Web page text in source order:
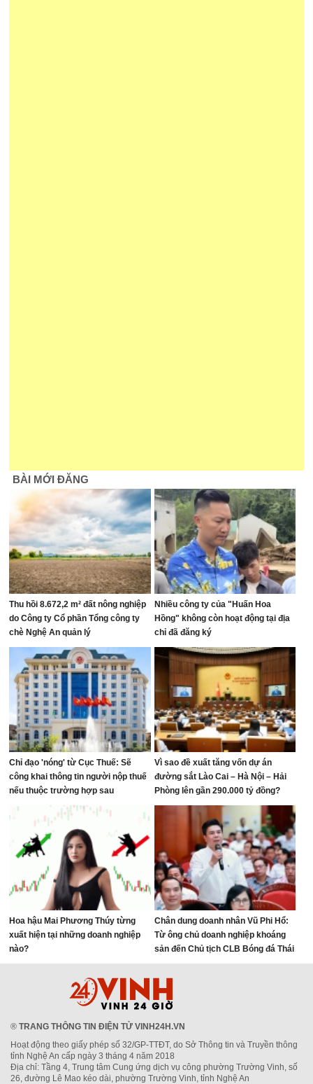
BÀI MỚI ĐĂNG
Thu hồi 8.672,2 m² đất nông nghiệp
do Công ty Cổ phần Tổng công ty
chè Nghệ An quản lý
Nhiều công ty của "Huấn Hoa
Hồng" không còn hoạt động tại địa
chỉ đã đăng ký
Chỉ đạo 'nóng' từ Cục Thuế: Sẽ
công khai thông tin người nộp thuế
nếu thuộc trường hợp sau
Vì sao đề xuất tăng vốn dự án
đường sắt Lào Cai – Hà Nội – Hải
Phòng lên gần 290.000 tỷ đồng?
Hoa hậu Mai Phương Thúy từng
xuất hiện tại những doanh nghiệp
nào?
Chân dung doanh nhân Vũ Phi Hổ:
Từ ông chủ doanh nghiệp khoáng
sản đến Chủ tịch CLB Bóng đá Thái
Nguyên
® TRANG THÔNG TIN ĐIỆN TỬ VINH24H.VN
Hoạt động theo giấy phép số 32/GP-TTĐT, do Sở Thông tin và Truyền thông
tỉnh Nghệ An cấp ngày 3 tháng 4 năm 2018
Địa chỉ: Tầng 4, Trung tâm Cung ứng dịch vụ công phường Trường Vinh, số
26, đường Lê Mao kéo dài, phường Trường Vinh, tỉnh Nghệ An